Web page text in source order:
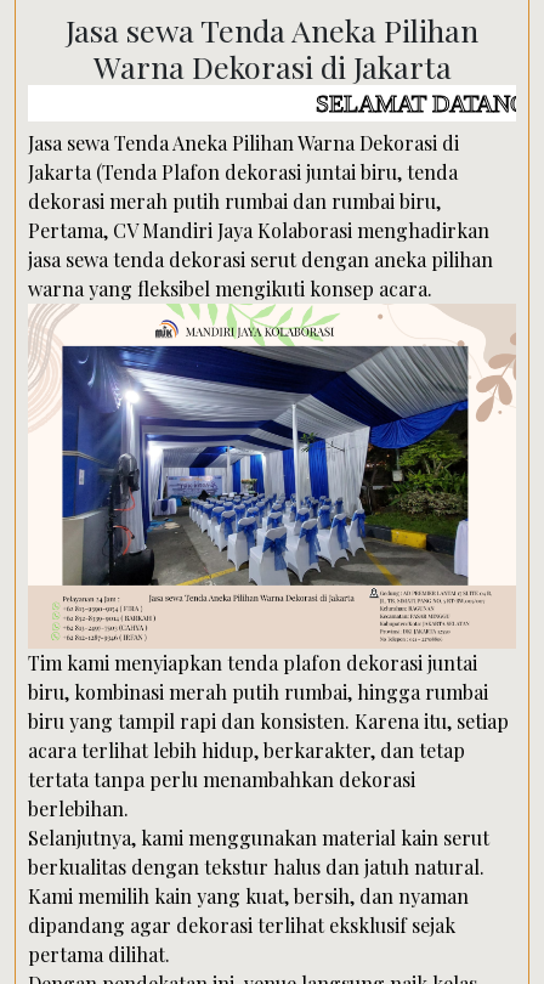
Jasa sewa Tenda Aneka Pilihan
Warna Dekorasi di Jakarta
SELAMAT DATANG DI
Jasa sewa Tenda Aneka Pilihan Warna Dekorasi di
Jakarta (Tenda Plafon dekorasi juntai biru, tenda
dekorasi merah putih rumbai dan rumbai biru,
Pertama, CV Mandiri Jaya Kolaborasi menghadirkan
jasa sewa tenda dekorasi serut dengan aneka pilihan
warna yang fleksibel mengikuti konsep acara.
Tim kami menyiapkan tenda plafon dekorasi juntai
biru, kombinasi merah putih rumbai, hingga rumbai
biru yang tampil rapi dan konsisten. Karena itu, setiap
acara terlihat lebih hidup, berkarakter, dan tetap
tertata tanpa perlu menambahkan dekorasi
berlebihan.
Selanjutnya, kami menggunakan material kain serut
berkualitas dengan tekstur halus dan jatuh natural.
Kami memilih kain yang kuat, bersih, dan nyaman
dipandang agar dekorasi terlihat eksklusif sejak
pertama dilihat.